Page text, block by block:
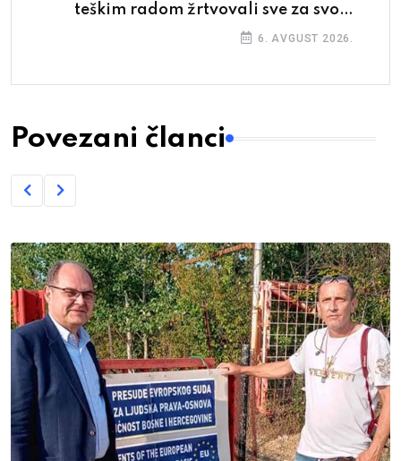
teškim radom žrtvovali sve za svoju
6. AVGUST 2026.
Povezani članci